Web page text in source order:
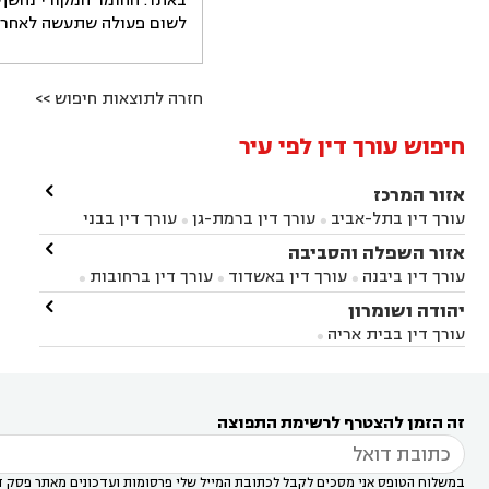
לשום פעולה שתעשה לאחר
חזרה לתוצאות חיפוש >>
חיפוש עורך דין לפי עיר
אזור המרכז
עורך דין בתל-אביב  עורך דין ברמת-גן 
עורך דין בבני
ברק עורך דין בפתח תקווה עורך דין בראשון לציון
עורך דין ברחובות עורך דין בנס ציונה
במודיעין
עורך דין בהרצליה עורך דין בחולון
עורך
דין בקרית אונו
אונו
עורך דין בבת ים
דין בשוהם 

אזור השפלה והסביבה
עורך דין ביבנה  עורך דין באשדוד  עורך דין ברחובות 
עורך דין בראשון לציון עורך דין במודיעין
עורך דין
בבאר יעקב
עורך דין בגדרה

יהודה ושומרון
עורך דין בבית אריה 

זה הזמן להצטרף לרשימת התפוצה
במשלוח הטופס אני מסכים לקבל לכתובת המייל שלי פרסומות ועדכונים מאתר פסק